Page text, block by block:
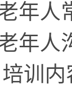
人常
人
训内